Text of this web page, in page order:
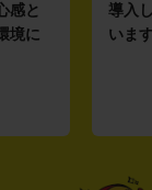
感と
境に
導入
いま